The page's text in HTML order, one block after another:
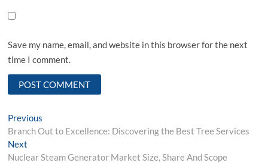
Save my name, email, and website in this browser for the next
time I comment.
Post
navigation
Previous
post:
Branch Out to Excellence: Discovering the Best Tree Services
Next
post:
Nuclear Steam Generator Market Size, Share And Scope